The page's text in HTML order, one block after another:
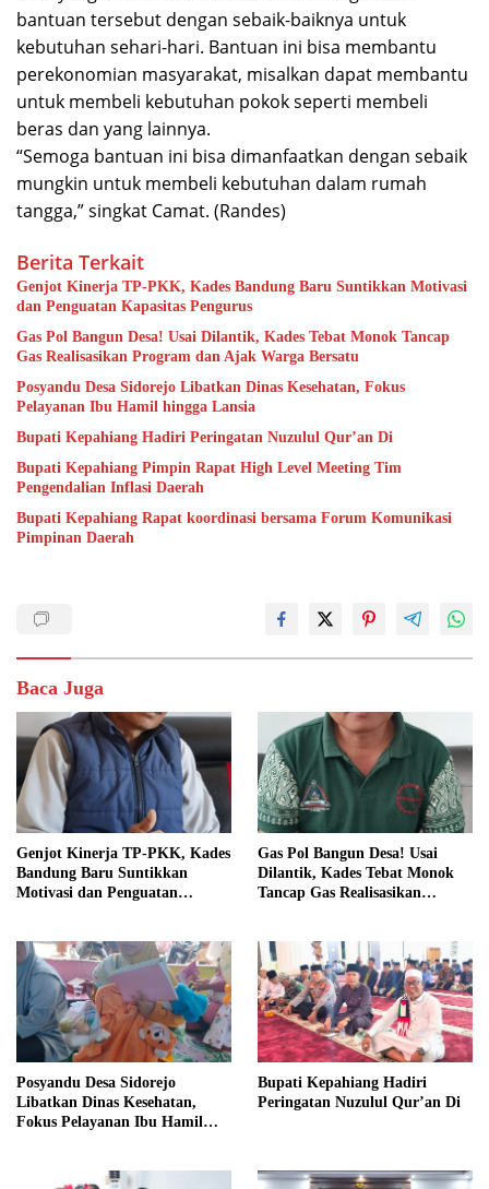
bantuan tersebut dengan sebaik-baiknya untuk
kebutuhan sehari-hari. Bantuan ini bisa membantu
perekonomian masyarakat, misalkan dapat membantu
untuk membeli kebutuhan pokok seperti membeli
beras dan yang lainnya.
“Semoga bantuan ini bisa dimanfaatkan dengan sebaik
mungkin untuk membeli kebutuhan dalam rumah
tangga,” singkat Camat. (Randes)
Berita Terkait
Genjot Kinerja TP-PKK, Kades Bandung Baru Suntikkan Motivasi
dan Penguatan Kapasitas Pengurus
Gas Pol Bangun Desa! Usai Dilantik, Kades Tebat Monok Tancap
Gas Realisasikan Program dan Ajak Warga Bersatu
Posyandu Desa Sidorejo Libatkan Dinas Kesehatan, Fokus
Pelayanan Ibu Hamil hingga Lansia
Bupati Kepahiang Hadiri Peringatan Nuzulul Qur’an Di
Bupati Kepahiang Pimpin Rapat High Level Meeting Tim
Pengendalian Inflasi Daerah
Bupati Kepahiang Rapat koordinasi bersama Forum Komunikasi
Pimpinan Daerah
Baca Juga
Genjot Kinerja TP-PKK, Kades
Bandung Baru Suntikkan
Motivasi dan Penguatan
Gas Pol Bangun Desa! Usai
Dilantik, Kades Tebat Monok
Tancap Gas Realisasikan
Posyandu Desa Sidorejo
Libatkan Dinas Kesehatan,
Fokus Pelayanan Ibu Hamil
Bupati Kepahiang Hadiri
Peringatan Nuzulul Qur’an Di